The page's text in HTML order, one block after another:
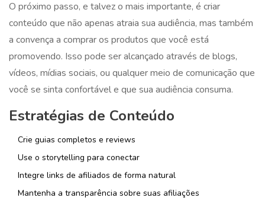
O próximo passo, e talvez o mais importante, é criar
conteúdo que não apenas atraia sua audiência, mas também
a convença a comprar os produtos que você está
promovendo. Isso pode ser alcançado através de blogs,
vídeos, mídias sociais, ou qualquer meio de comunicação que
você se sinta confortável e que sua audiência consuma.
Estratégias de Conteúdo
Crie guias completos e reviews
Use o storytelling para conectar
Integre links de afiliados de forma natural
Mantenha a transparência sobre suas afiliações